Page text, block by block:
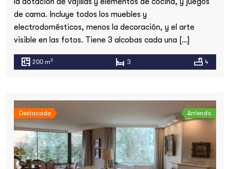
de cama. Incluye todos los muebles y
electrodomésticos, menos la decoración, y el arte
visible en las fotos. Tiene 3 alcobas cada una […]
200 m2 3 4
Destacado Arriendo